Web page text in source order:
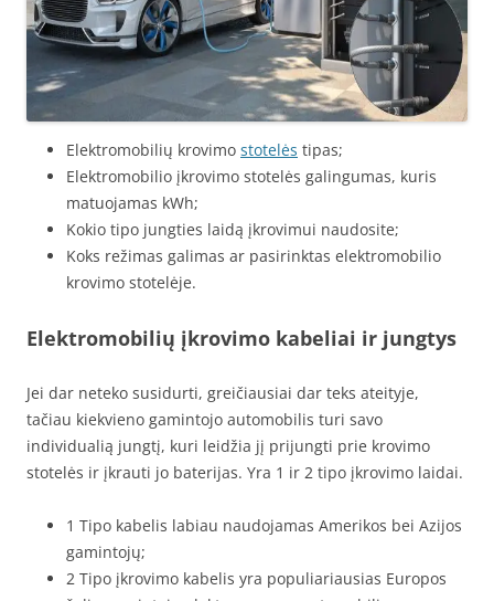
Elektromobilių krovimo stotelės tipas;
Elektromobilio įkrovimo stotelės galingumas, kuris
matuojamas kWh;
Kokio tipo jungties laidą įkrovimui naudosite;
Koks režimas galimas ar pasirinktas elektromobilio
krovimo stotelėje.
Elektromobilių įkrovimo kabeliai ir jungtys
Jei dar neteko susidurti, greičiausiai dar teks ateityje,
tačiau kiekvieno gamintojo automobilis turi savo
individualią jungtį, kuri leidžia jį prijungti prie krovimo
stotelės ir įkrauti jo baterijas. Yra 1 ir 2 tipo įkrovimo laidai.
1 Tipo kabelis labiau naudojamas Amerikos bei Azijos
gamintojų;
2 Tipo įkrovimo kabelis yra populiariausias Europos